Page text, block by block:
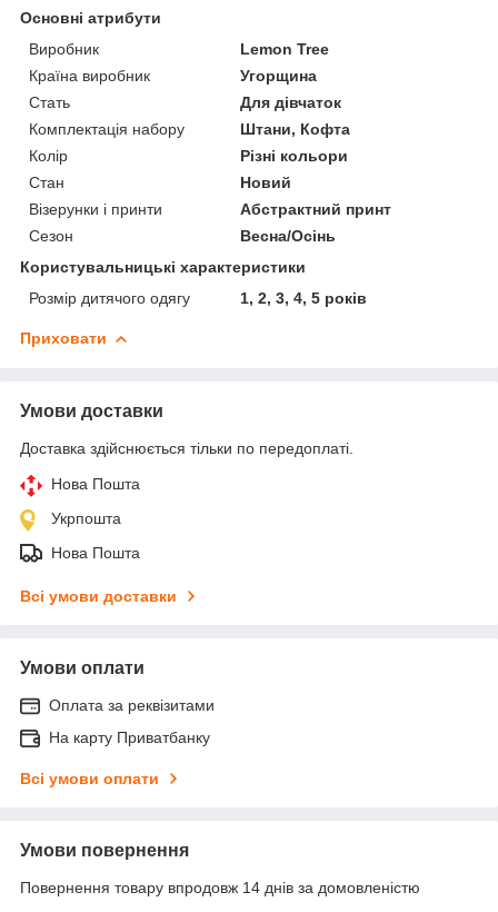
Основні атрибути
Виробник
Lemon Tree
Країна виробник
Угорщина
Стать
Для дівчаток
Комплектація набору
Штани, Кофта
Колір
Різні кольори
Стан
Новий
Візерунки і принти
Абстрактний принт
Сезон
Весна/Осінь
Користувальницькі характеристики
Розмір дитячого одягу
1, 2, 3, 4, 5 років
Приховати
Умови доставки
Доставка здійснюється тільки по передоплаті.
Нова Пошта
Укрпошта
Нова Пошта
Всі умови доставки
Умови оплати
Оплата за реквізитами
На карту Приватбанку
Всі умови оплати
Умови повернення
Повернення товару впродовж 14 днів за домовленістю